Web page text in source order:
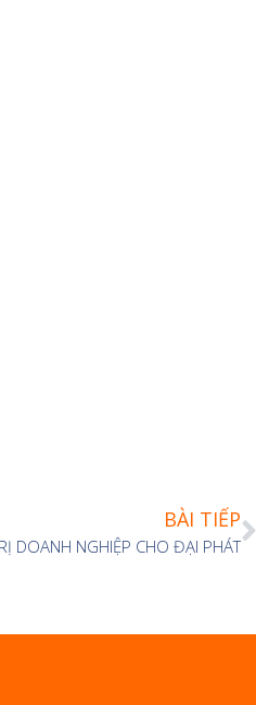
BÀI TIẾP
DOANH NGHIỆP CHO ĐẠI PHÁT